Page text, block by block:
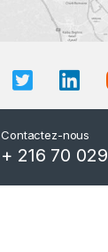
Contactez-nous
+ 216 70